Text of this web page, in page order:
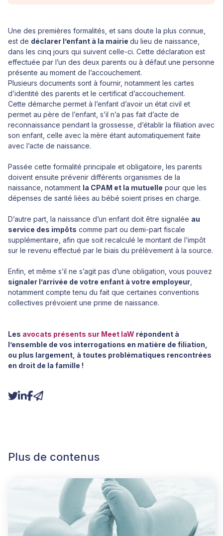
Une des premières formalités, et sans doute la plus connue,
est de déclarer l’enfant à la mairie du lieu de naissance,
dans les cinq jours qui suivent celle-ci. Cette déclaration est
effectuée par l’un des deux parents ou à défaut une personne
présente au moment de l’accouchement.
Plusieurs documents sont à fournir, notamment les cartes
d’identité des parents et le certificat d’accouchement.
Cette démarche permet à l’enfant d’avoir un état civil et
permet au père de l’enfant, s’il n’a pas fait d’acte de
reconnaissance pendant la grossesse, d’établir la filiation avec
son enfant, celle avec la mère étant automatiquement faite
avec l’acte de naissance.
Passée cette formalité principale et obligatoire, les parents
doivent ensuite prévenir différents organismes de la
naissance, notamment la CPAM et la mutuelle pour que les
dépenses de santé liées au bébé soient prises en charge.
D’autre part, la naissance d’un enfant doit être signalée au
service des impôts comme part ou demi-part fiscale
supplémentaire, afin que soit recalculé le montant de l’impôt
sur le revenu effectué par le biais du prélèvement à la source.
Enfin, et même s’il ne s’agit pas d’une obligation, vous pouvez
signaler l’arrivée de votre enfant à votre employeur
notamment compte tenu du fait que certaines conventions
collectives prévoient une prime de naissance.
Les avocats présents sur Meet laW répondent à
l’ensemble de vos interrogations en matière de filiation,
ou plus largement, à toutes problématiques rencontrées
en droit de la famille !
Plus de contenus